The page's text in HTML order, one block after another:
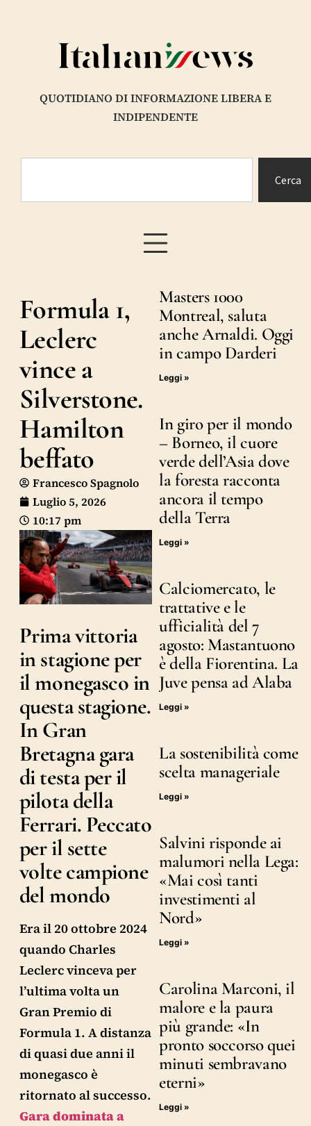
QUOTIDIANO DI INFORMAZIONE LIBERA E
INDIPENDENTE
Cerca
Formula 1,
Leclerc
vince a
Silverstone.
Hamilton
beffato
Francesco Spagnolo
Luglio 5, 2026
10:17 pm
Prima vittoria
in stagione per
il monegasco in
questa stagione.
In Gran
Bretagna gara
di testa per il
pilota della
Ferrari. Peccato
per il sette
volte campione
del mondo
Era il 20 ottobre 2024
quando Charles
Leclerc vinceva per
l’ultima volta un
Gran Premio di
Formula 1. A distanza
di quasi due anni il
monegasco è
ritornato al successo.
Gara dominata a
Masters 1000
Montreal, saluta
anche Arnaldi. Oggi
in campo Darderi
Leggi »
In giro per il mondo
– Borneo, il cuore
verde dell’Asia dove
la foresta racconta
ancora il tempo
della Terra
Leggi »
Calciomercato, le
trattative e le
ufficialità del 7
agosto: Mastantuono
è della Fiorentina. La
Juve pensa ad Alaba
Leggi »
La sostenibilità come
scelta manageriale
Leggi »
Salvini risponde ai
malumori nella Lega:
«Mai così tanti
investimenti al
Nord»
Leggi »
Carolina Marconi, il
malore e la paura
più grande: «In
pronto soccorso quei
minuti sembravano
eterni»
Leggi »